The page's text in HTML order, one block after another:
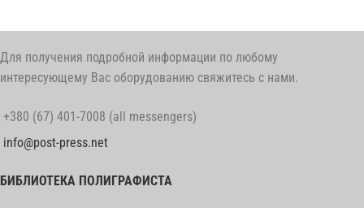
Для получения подробной информации по любому
интересующему Вас оборудованию свяжитесь с нами.
+380 (67) 401-7008 (all messengers)
info@post-press.net
БИБЛИОТЕКА ПОЛИГРАФИСТА